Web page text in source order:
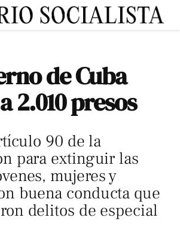
de Cuba
2.010 presos
90 de la
para extinguir las
mujeres y
buena conducta que
delitos de especial